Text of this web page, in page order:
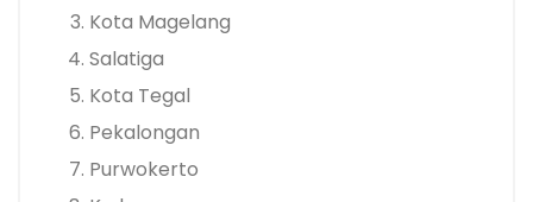
Kota Magelang
Salatiga
Kota Tegal
Pekalongan
Purwokerto